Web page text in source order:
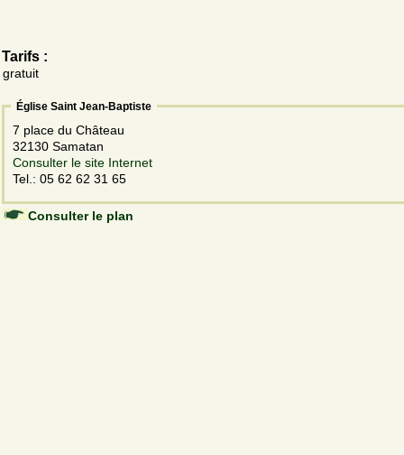
Tarifs :
gratuit
Église Saint Jean-Baptiste
7 place du Château
32130 Samatan
Consulter le site Internet
Tel.: 05 62 62 31 65
Consulter le plan